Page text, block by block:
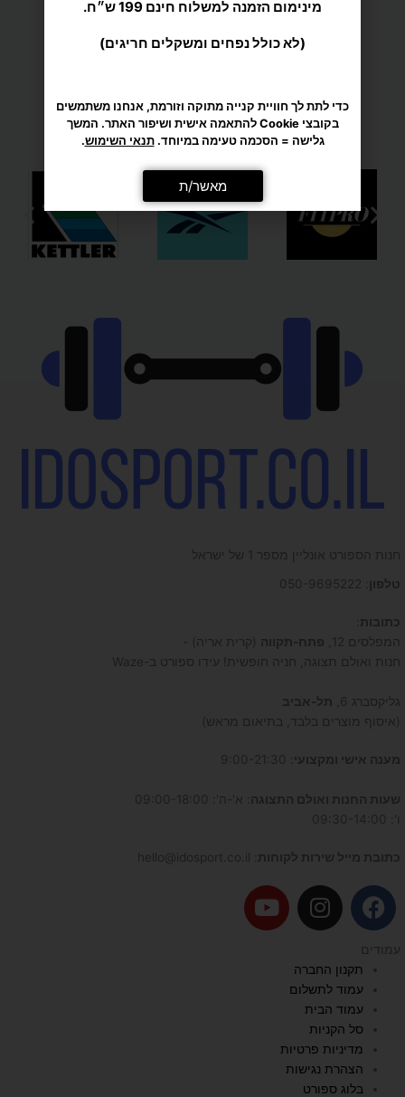
מענה אישי ומקצועי
מגוון רחב של מוצרי ספורט
חנות הספורט אונליין מספר 1 של ישראל
טלפון
כתובות
המפלסים 12,
פתח-תקווה (קרית אריה) -
חנות ואולם תצוגה, חניה חופשית! עידו ספורט ב-Waze
גליקסברג 6,
תל-אביב
(איסוף מוצרים בלבד, בתיאום מראש)
מענה אישי ומקצועי
שעות החנות ואולם התצוגה : א'-ה': 09:00-18:00
ו': 09:30-14:00
כתובת מייל שירות לקוחות
F
a
c
e
b
o
o
k
I
n
t
a
g
r
a
m
Y
o
עמודים
תקנון החברה
עמוד לתשלום
עמוד הבית
סל הקניות
מדיניות פרטיות
הצהרת נגישות
בלוג ספורט
בקובצי Cookie להתאמה אישית ושיפור האתר. המשך